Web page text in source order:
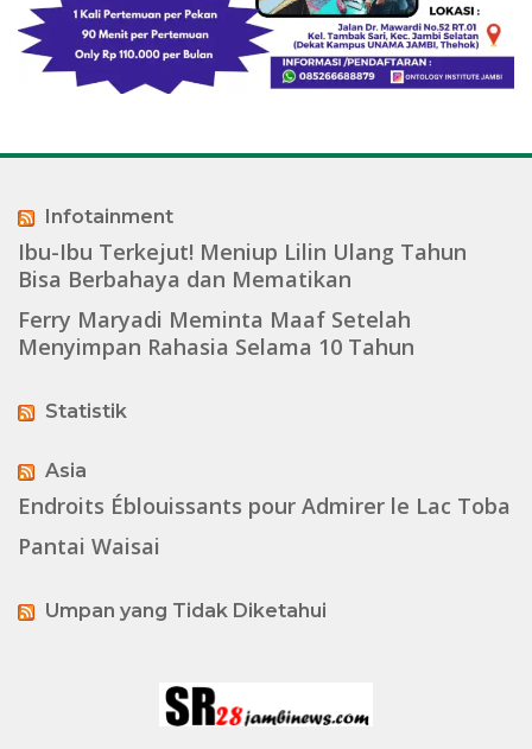
Infotainment
Ibu-Ibu Terkejut! Meniup Lilin Ulang Tahun
Bisa Berbahaya dan Mematikan
Ferry Maryadi Meminta Maaf Setelah
Menyimpan Rahasia Selama 10 Tahun
Statistik
Asia
Endroits Éblouissants pour Admirer le Lac Toba
Pantai Waisai
Umpan yang Tidak Diketahui